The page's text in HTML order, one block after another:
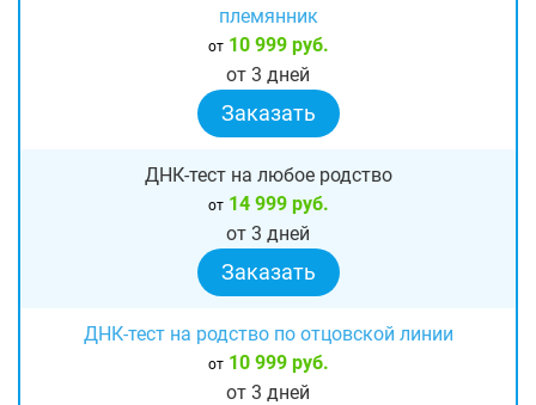
племянник
от10 999 руб.
от 3 дней
Заказать
ДНК-тест на любое родство
от14 999 руб.
от 3 дней
Заказать
ДНК-тест на родство по отцовской линии
от10 999 руб.
от 3 дней